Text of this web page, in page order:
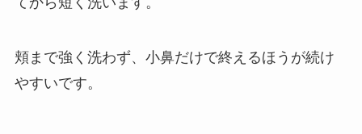
頬まで強く洗わず、小鼻だけで終えるほうが続け
やすいです。